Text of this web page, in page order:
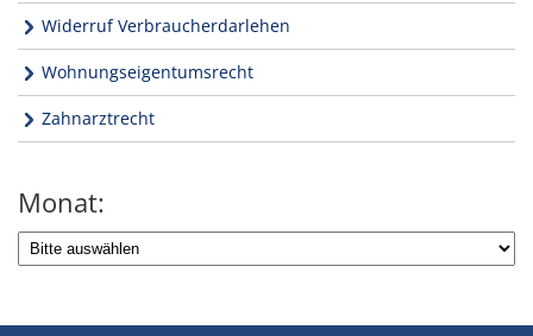
Widerruf Verbraucherdarlehen
Wohnungseigentumsrecht
Zahnarztrecht
Monat: